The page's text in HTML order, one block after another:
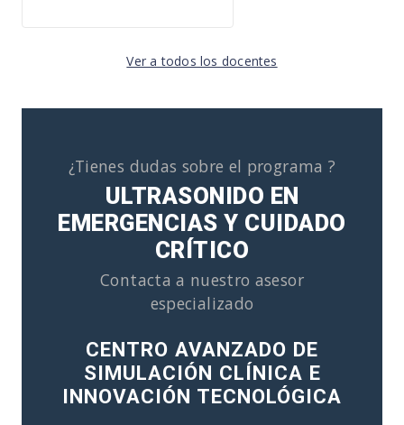
Ver a todos los docentes
¿Tienes dudas sobre el programa ?
ULTRASONIDO EN
EMERGENCIAS Y CUIDADO
CRÍTICO
Contacta a nuestro asesor
especializado
CENTRO AVANZADO DE
SIMULACIÓN CLÍNICA E
INNOVACIÓN TECNOLÓGICA